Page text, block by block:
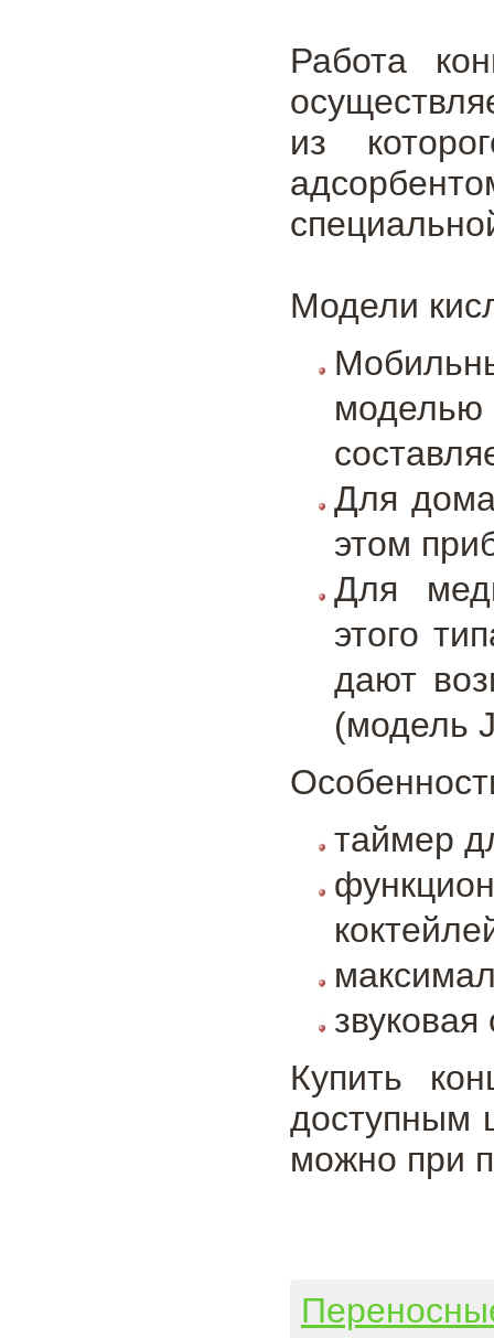
Работа
из
Модели
Для
этом
Для
этого
дают
(модель
таймер
Купить
доступным
можно при